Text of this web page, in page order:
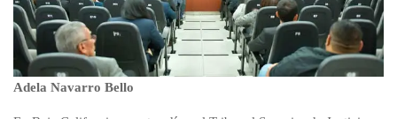
Adela Navarro Bello